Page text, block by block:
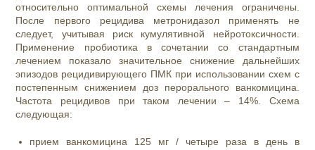
относительно оптимальной схемы лечения ограничены.
После первого рецидива метронидазол применять не
следует, учитывая риск кумулятивной нейротоксичности.
Применение пробиотика в сочетании со стандартным
лечением показало значительное снижение дальнейших
эпизодов рецидивирующего ПМК при использовании схем с
постепенным снижением доз перорального ванкомицина.
Частота рецидивов при таком лечении – 14%. Схема
следующая:
прием ванкомицина 125 мг / четыре раза в день в